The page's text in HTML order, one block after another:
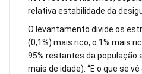
relativa estabilidade da
O levantamento divide os
(0,1%) mais rico, o 1% mais
95% restantes da população
mais de idade). “E o que se